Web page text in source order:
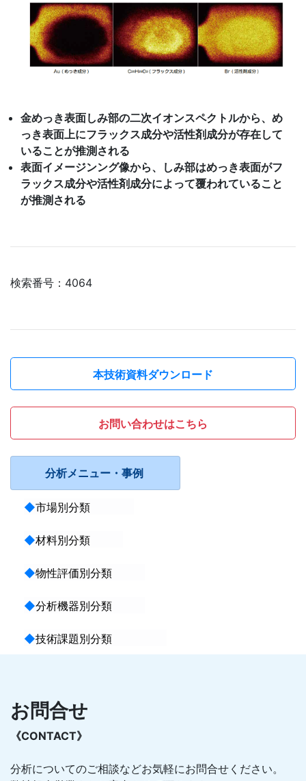
金めっき表面しみ部の二次イオンスペクトルから、め
っき表面上にフラックス成分や活性剤成分が存在して
いることが推測される
表面イメージンング像から、しみ部はめっき表面がフ
ラックス成分や活性剤成分によって覆われていること
が推測される
検索番号：4064
本技術資料ダウンロード
お問い合わせはこちら
分析メニュー・事例
◆市場別分類
◆材料別分類
◆物性評価別分類
◆分析機器別分類
◆技術課題別分類
お問合せ
《CONTACT》
分析についてのご相談などお気軽にお問合せください。